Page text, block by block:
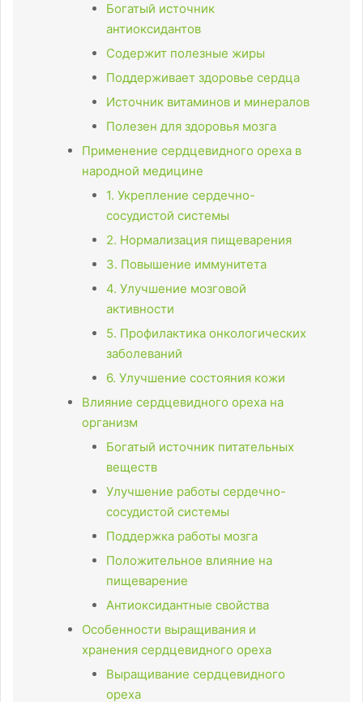
Богатый источник
антиоксидантов
Содержит полезные жиры
Поддерживает здоровье сердца
Источник витаминов и минералов
Полезен для здоровья мозга
Применение сердцевидного ореха в
народной медицине
1. Укрепление сердечно-
сосудистой системы
2. Нормализация пищеварения
3. Повышение иммунитета
4. Улучшение мозговой
активности
5. Профилактика онкологических
заболеваний
6. Улучшение состояния кожи
Влияние сердцевидного ореха на
организм
Богатый источник питательных
веществ
Улучшение работы сердечно-
сосудистой системы
Поддержка работы мозга
Положительное влияние на
пищеварение
Антиоксидантные свойства
Особенности выращивания и
хранения сердцевидного ореха
Выращивание сердцевидного
ореха